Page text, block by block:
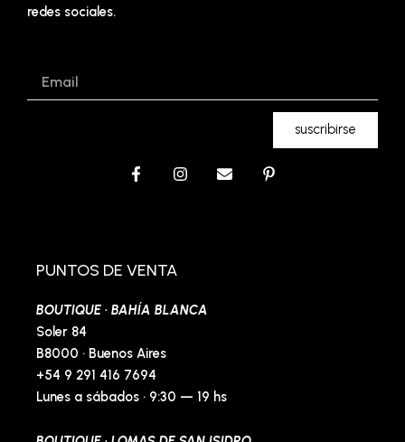
redes sociales.
suscribirse
F
a
o
k
f
I
E
P
PUNTOS DE VENTA
BOUTIQUE · BAHÍA BLANCA
Soler 84
B8000 · Buenos Aires
+54 9 291 416 7694
Lunes a sábados · 9:30 — 19 hs